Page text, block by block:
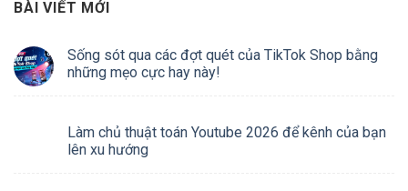
BÀI VIẾT MỚI
Sống sót qua các đợt quét của TikTok Shop bằng
những mẹo cực hay này!
Làm chủ thuật toán Youtube 2026 để kênh của bạn
lên xu hướng